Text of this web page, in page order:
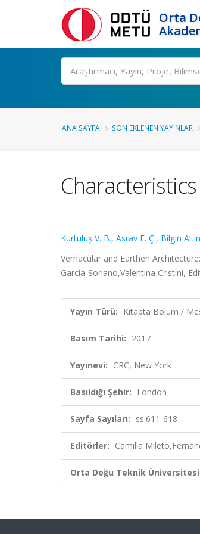
Orta
Ara
ANA SAYFA SON EKLENEN YAYINLAR
Kurtuluş V. B., Asrav E. Ç., Bilgin
Vernacular and Earthen
García-Soriano,Valentina Cristini,
Yayın Türü: Kitapta Bölüm /
Basım Tarihi: 2017
Yayınevi: CRC, New York
Basıldığı Şehir: London
Sayfa Sayıları: ss.611-618
Editörler: Camilla
Orta Doğu Teknik